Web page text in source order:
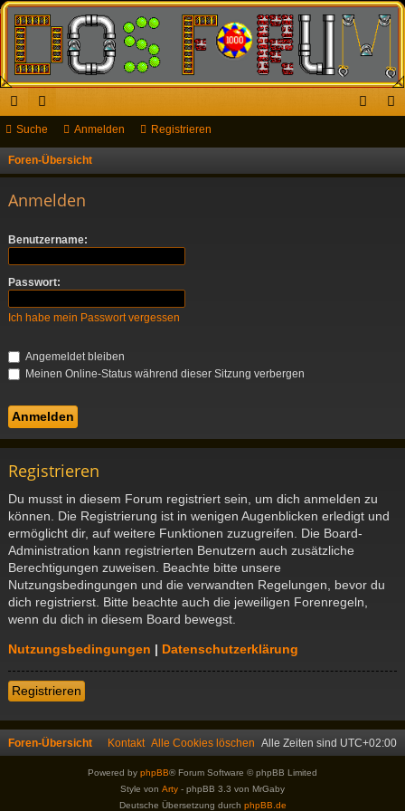
ch
ne
riff
or
en
Suche Anmelden Registrieren
Foren-Übersicht
Anmelden
Benutzername:
Passwort:
Ich habe mein Passwort vergessen
Angemeldet bleiben
Meinen Online-Status während dieser Sitzung verbergen
Registrieren
Du musst in diesem Forum registriert sein, um dich anmelden zu
können. Die Registrierung ist in wenigen Augenblicken erledigt und
ermöglicht dir, auf weitere Funktionen zuzugreifen. Die Board-
Administration kann registrierten Benutzern auch zusätzliche
Berechtigungen zuweisen. Beachte bitte unsere
Nutzungsbedingungen und die verwandten Regelungen, bevor du
dich registrierst. Bitte beachte auch die jeweiligen Forenregeln,
wenn du dich in diesem Board bewegst.
Nutzungsbedingungen | Datenschutzerklärung
Registrieren
Foren-Übersicht Alle Zeiten sind UTC+02:00
Alle Cookies löschen
Kontakt
Powered by phpBB® Forum Software © phpBB Limited
Style von Arty - phpBB 3.3 von MrGaby
Deutsche Übersetzung durch phpBB.de